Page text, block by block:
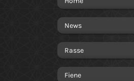
News
Rasse
Fiene